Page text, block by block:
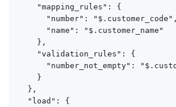
    "mapping_rules": {
      "number": "$.customer_code",
      "name": "$.customer_name"
    },
    "validation_rules": {
"number_not_empty":
    }
  },
  "load": {